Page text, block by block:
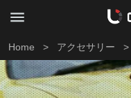
Home > アクセサリー >